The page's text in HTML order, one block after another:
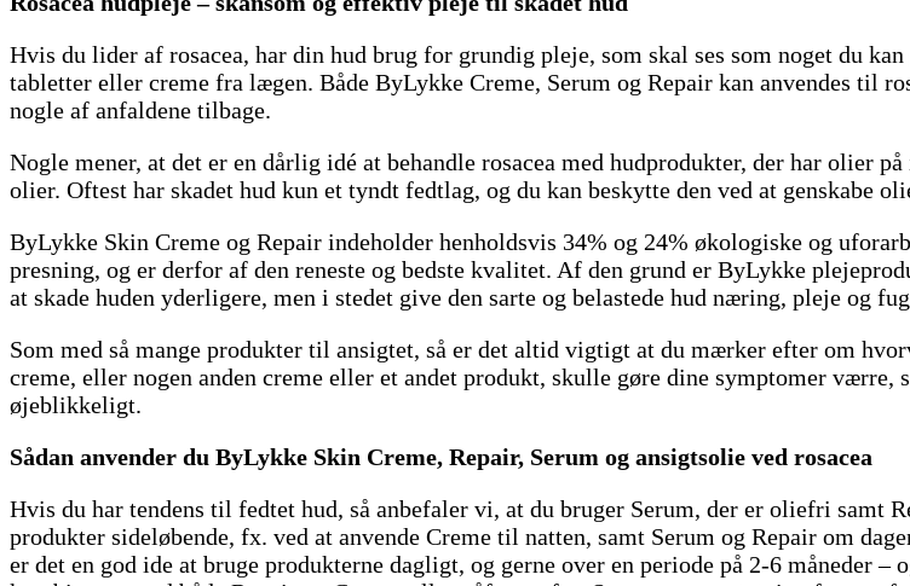
Hvis du lider af rosacea, har din hud brug for grundig pleje, som skal ses som noget du
tabletter eller creme fra lægen. Både ByLykke Creme, Serum og Repair kan anvendes til
nogle af anfaldene tilbage.
Nogle mener, at det er en dårlig idé at behandle rosacea med hudprodukter, der har olier
olier. Oftest har skadet hud kun et tyndt fedtlag, og du kan beskytte den ved at genskabe
ByLykke Skin Creme og Repair indeholder henholdsvis 34% og 24% økologiske og
presning, og er derfor af den reneste og bedste kvalitet. Af den grund er ByLykke
at skade huden yderligere, men i stedet give den sarte og belastede hud næring, pleje og
Som med så mange produkter til ansigtet, så er det altid vigtigt at du mærker efter om
creme, eller nogen anden creme eller et andet produkt, skulle gøre dine symptomer
øjeblikkeligt.
Sådan anvender du ByLykke Skin Creme, Repair, Serum og ansigtsolie ved rosacea
Hvis du har tendens til fedtet hud, så anbefaler vi, at du bruger Serum, der er oliefri samt
produkter sideløbende, fx. ved at anvende Creme til natten, samt Serum og Repair om
er det en god ide at bruge produkterne dagligt, og gerne over en periode på 2-6 måneder